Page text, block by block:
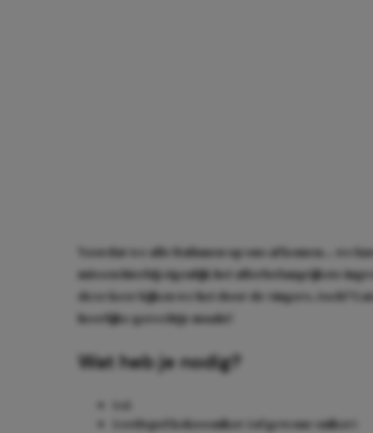
Voordat we alle Italianen op ons af komen… we
missen hierbij eigenlijk het allerbelangrijkste
deze keer kijken we het door de vingers, toch?
heerlijke gerechtje maakt!
Wat heb je nodig?
1 ei
1 eetlepel kokossuiker (of gewone suiker)